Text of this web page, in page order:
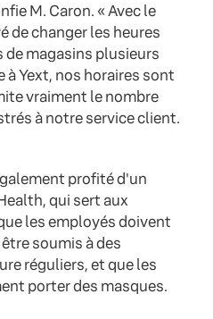
M. Caron. « Avec le
de changer les heures
de magasins plusieurs
à Yext, nos horaires sont
vraiment le nombre
à notre service client.
profité d'un
qui sert aux
les employés doivent
soumis à des
réguliers, et que les
porter des masques.